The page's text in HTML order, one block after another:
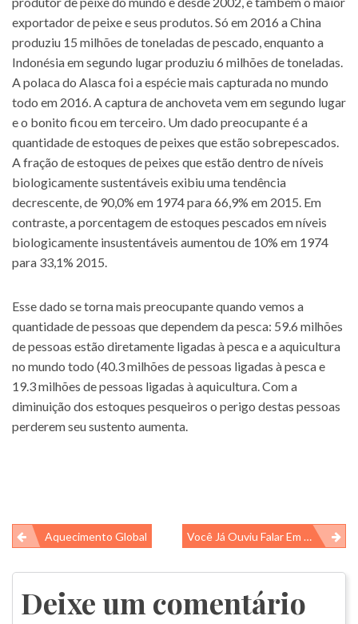
exportador de peixe e seus produtos. Só em 2016 a China
produziu 15 milhões de toneladas de pescado, enquanto a
Indonésia em segundo lugar produziu 6 milhões de toneladas.
A polaca do Alasca foi a espécie mais capturada no mundo
todo em 2016. A captura de anchoveta vem em segundo lugar
e o bonito ficou em terceiro. Um dado preocupante é a
quantidade de estoques de peixes que estão sobrepescados.
A fração de estoques de peixes que estão dentro de níveis
biologicamente sustentáveis exibiu uma tendência
decrescente, de 90,0% em 1974 para 66,9% em 2015. Em
contraste, a porcentagem de estoques pescados em níveis
biologicamente insustentáveis aumentou de 10% em 1974
para 33,1% 2015.
Esse dado se torna mais preocupante quando vemos a
quantidade de pessoas que dependem da pesca: 59.6 milhões
de pessoas estão diretamente ligadas à pesca e a aquicultura
no mundo todo (40.3 milhões de pessoas ligadas à pesca e
19.3 milhões de pessoas ligadas à aquicultura. Com a
diminuição dos estoques pesqueiros o perigo destas pessoas
perderem seu sustento aumenta.
Navegação
de
Post
Aquecimento Global Você Já Ouviu Falar Em Biorremediação?
Deixe um comentário